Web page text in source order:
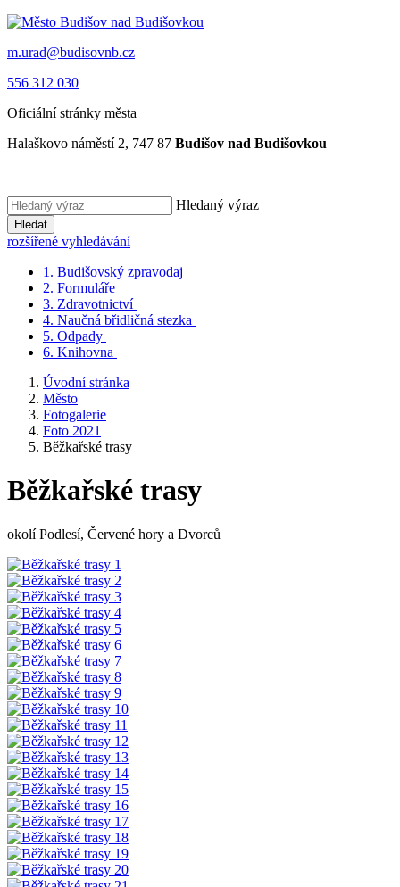
m.urad@budisovnb.cz
556 312 030
Oficiální stránky města
Halaškovo náměstí 2, 747 87 Budišov nad Budišovkou
Hledaný výraz
Hledat
rozšířené vyhledávání
1. Budišovský zpravodaj
2. Formuláře
3. Zdravotnictví
4. Naučná břidličná stezka
5. Odpady
6. Knihovna
Úvodní stránka
Město
Fotogalerie
Foto 2021
Běžkařské trasy
Běžkařské trasy
okolí Podlesí, Červené hory a Dvorců